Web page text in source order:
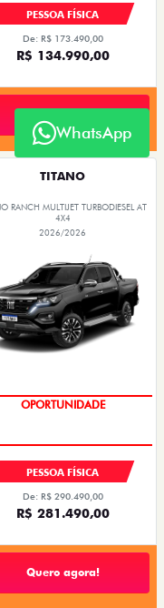
PESSOA FÍSICA
De: R$ 173.490,00
R$ 134.990,00
TITANO
RANCH MULTIJET TURBODIESEL AT
4X4
2026/2026
CONDIÇÃO IMPERDÍVEL
PESSOA FÍSICA
De: R$ 290.490,00
R$ 281.490,00
Quero agora!
WhatsApp